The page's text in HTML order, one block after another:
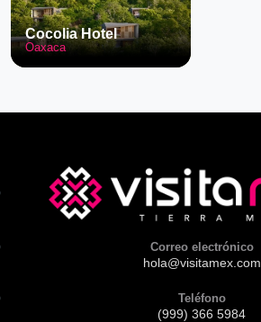
Cocolia Hotel
Oaxaca
Correo electrónico
hola@visitamex.com
Teléfono
(999) 366 5984